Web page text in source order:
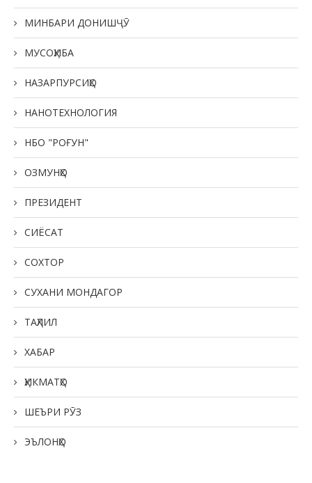
МИНБАРИ ДОНИШҶӮ
МУСОҲИБА
НАЗАРПУРСИҲО
НАНОТЕХНОЛОГИЯ
НБО "РОҒУН"
ОЗМУНҲО
ПРЕЗИДЕНТ
СИЁСАТ
СОХТОР
СУХАНИ МОНДАГОР
ТАҲЛИЛ
ХАБАР
ҲИКМАТҲО
ШЕЪРИ РӮЗ
ЭЪЛОНҲО